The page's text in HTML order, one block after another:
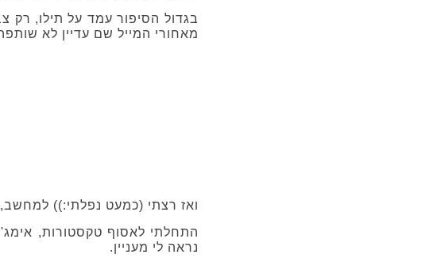
בגדול הסיפור עמד על תילו, רק
מאחורי המייל שם עדיין לא
ואז רצתי (כמעט נפלתי:))
התחלתי לאסוף טקסטורות,
נראה לי מעניין.